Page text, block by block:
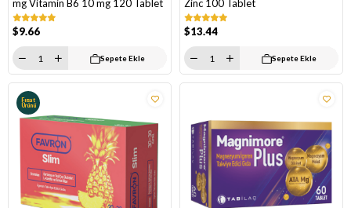
mg Vitamin B6 10 mg 120 Tablet
$9.66
Sepete Ekle
Zinc 100 Tablet
$13.44
Sepete Ekle
Fırsat
Ürünü